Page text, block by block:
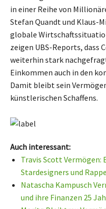
in einer Reihe von
Stefan Quandt und Klaus-
globale
zeigen UBS-Reports, dass
weiterhin stark
Einkommen auch in den
Damit bleibt sein
künstlerischen Schaffens.
Auch interessant:
Travis Scott Vermögen:
Stardesigners und
Natascha Kampusch
und ihre Finanzen 25